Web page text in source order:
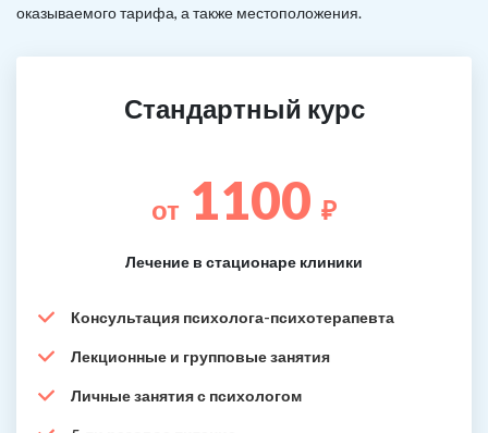
оказываемого тарифа, а также местоположения.
Стандартный курс
от 1100 ₽
Лечение в стационаре клиники
Консультация психолога-психотерапевта
Лекционные и групповые занятия
Личные занятия с психологом